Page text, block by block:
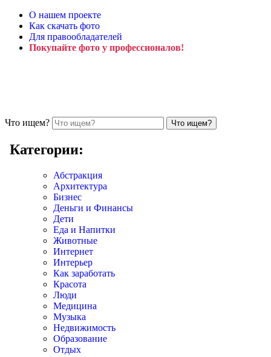
О нашем проекте
Как скачать фото
Для правообладателей
Покупайте фото у профессионалов!
Что ищем?
Категории:
Абстракция
Архитектура
Бизнес
Деньги и Финансы
Дети
Еда и Напитки
Животные
Интернет
Интерьер
Как заработать
Красота
Люди
Медицина
Музыка
Недвижимость
Образование
Отдых